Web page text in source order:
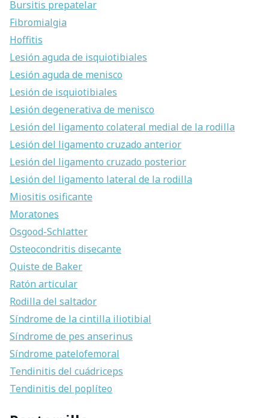
Buscar
Bursitis prepatelar
Fibromialgia
Hoffitis
Lesión aguda de isquiotibiales
Lesión aguda de menisco
Lesión de isquiotibiales
Lesión degenerativa de menisco
Lesión del ligamento colateral medial de la rodilla
Lesión del ligamento cruzado anterior
Lesión del ligamento cruzado posterior
Lesión del ligamento lateral de la rodilla
Miositis osificante
Moratones
Osgood-Schlatter
Osteocondritis disecante
Quiste de Baker
Ratón articular
Rodilla del saltador
Síndrome de la cintilla iliotibial
Síndrome de pes anserinus
Síndrome patelofemoral
Tendinitis del cuádriceps
Tendinitis del poplíteo